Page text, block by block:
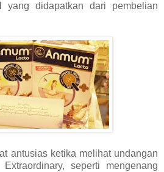
didapatkan dari pembelian
antusias ketika melihat undangan
seperti mengenang